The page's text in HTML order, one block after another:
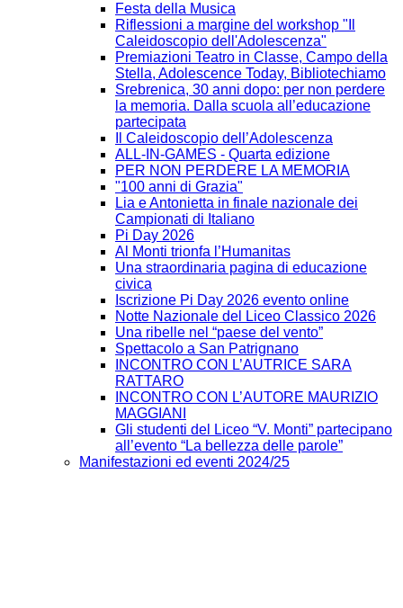
Festa della Musica
Riflessioni a margine del workshop "Il
Caleidoscopio dell'Adolescenza"
Premiazioni Teatro in Classe, Campo della
Stella, Adolescence Today, Bibliotechiamo
Srebrenica, 30 anni dopo: per non perdere
la memoria. Dalla scuola all’educazione
partecipata
Il Caleidoscopio dell’Adolescenza
ALL-IN-GAMES - Quarta edizione
PER NON PERDERE LA MEMORIA
"100 anni di Grazia"
Lia e Antonietta in finale nazionale dei
Campionati di Italiano
Pi Day 2026
Al Monti trionfa l’Humanitas
Una straordinaria pagina di educazione
civica
Iscrizione Pi Day 2026 evento online
Notte Nazionale del Liceo Classico 2026
Una ribelle nel “paese del vento”
Spettacolo a San Patrignano
INCONTRO CON L’AUTRICE SARA
RATTARO
INCONTRO CON L’AUTORE MAURIZIO
MAGGIANI
Gli studenti del Liceo “V. Monti” partecipano
all’evento “La bellezza delle parole”
Manifestazioni ed eventi 2024/25